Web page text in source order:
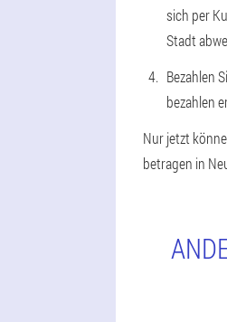
sich per
Stadt
Bezahlen
bezahlen
Nur jetzt
betragen in